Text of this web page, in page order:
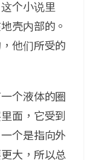
个小说里
壳内部的。
他们所受的
个液体的圈
面，它受到
个是指向外
大，所以总